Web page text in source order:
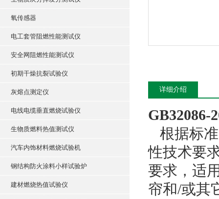
氧传感器
电工套管阻燃性能测试仪
安全网阻燃性能测试仪
初期干燥抗裂试验仪
灰熔点测定仪
电线电缆垂直燃烧试验仪
生物质燃料热值测试仪
汽车内饰材料燃烧试验机
钢结构防火涂料小样试验炉
建材燃烧热值试验仪
详细介绍
GB32086-
根据标准
性技术要
要求，适
帘和/或其